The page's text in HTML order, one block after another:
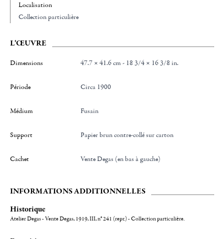
Localisation
Collection particulière
L'ŒUVRE
Dimensions 47.7 × 41.6 cm - 18 3/4 × 16 3/8 in.
Période Circa 1900
Médium Fusain
Support Papier brun contre-collé sur carton
Cachet Vente Degas (en bas à gauche)
INFORMATIONS ADDITIONNELLES
Historique
Atelier Degas - Vente Degas, 1919, III, n° 241 (repr.) - Collection particulière.